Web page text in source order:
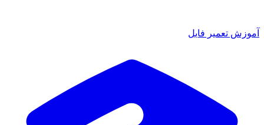
تعمیر فایل